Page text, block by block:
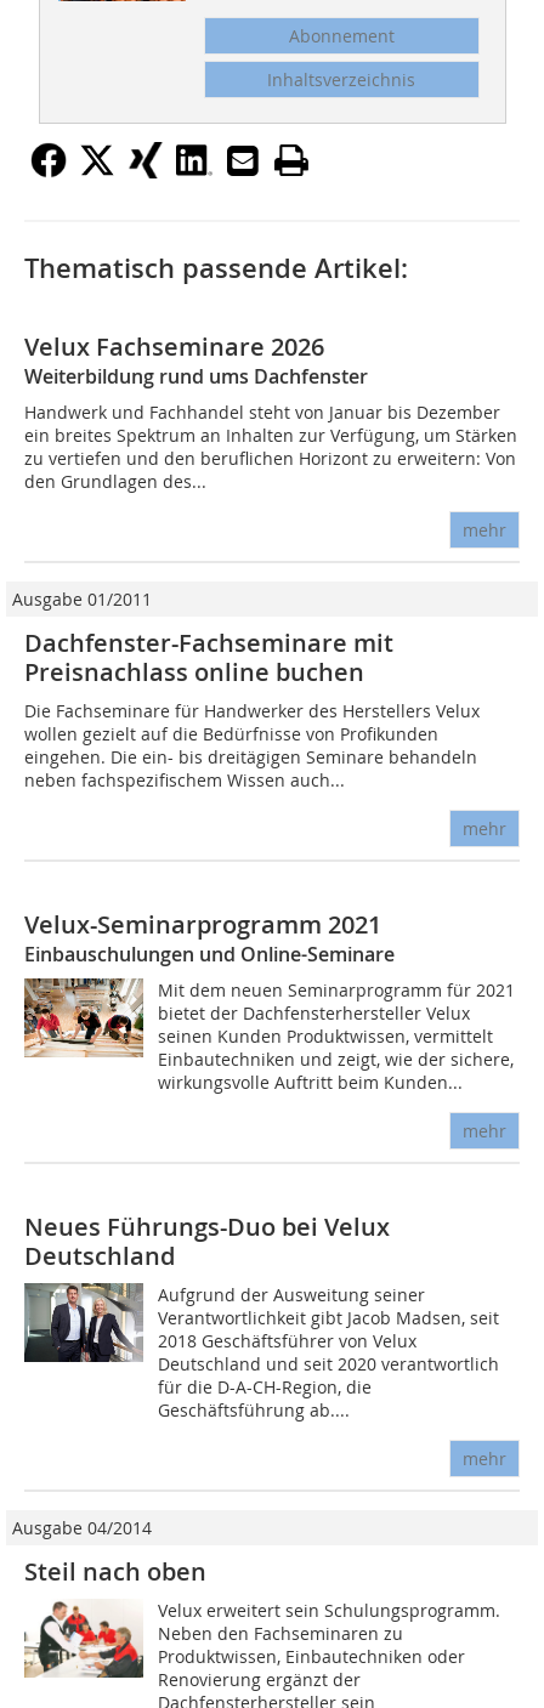
Abonnement
Inhaltsverzeichnis
Thematisch passende Artikel:
Velux Fachseminare 2026
Weiterbildung rund ums Dachfenster
Handwerk und Fachhandel steht von Januar bis Dezember
ein breites Spektrum an Inhalten zur Verfügung, um Stärken
zu vertiefen und den beruflichen Horizont zu erweitern: Von
den Grundlagen des...
mehr
Ausgabe 01/2011
Dachfenster-Fachseminare mit
Preisnachlass online buchen
Die Fachseminare für Handwerker des Herstellers Velux
wollen gezielt auf die Bedürfnisse von Profikunden
eingehen. Die ein- bis dreitägigen Seminare behandeln
neben fachspezifischem Wissen auch...
mehr
Velux-Seminarprogramm 2021
Einbauschulungen und Online-Seminare
Mit dem neuen Seminarprogramm für 2021
bietet der Dachfensterhersteller Velux
seinen Kunden Produktwissen, vermittelt
Einbautechniken und zeigt, wie der sichere,
wirkungsvolle Auftritt beim Kunden...
mehr
Neues Führungs-Duo bei Velux
Deutschland
Aufgrund der Ausweitung seiner
Verantwortlichkeit gibt Jacob Madsen, seit
2018 Geschäftsführer von Velux
Deutschland und seit 2020 verantwortlich
für die D-A-CH-Region, die
Geschäftsführung ab....
mehr
Ausgabe 04/2014
Steil nach oben
Velux erweitert sein Schulungsprogramm.
Neben den Fachseminaren zu
Produktwissen, Einbautechniken oder
Renovierung ergänzt der
Dachfensterhersteller sein